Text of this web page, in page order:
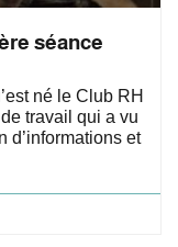
séance
né le Club RH
travail qui a vu
d’informations et